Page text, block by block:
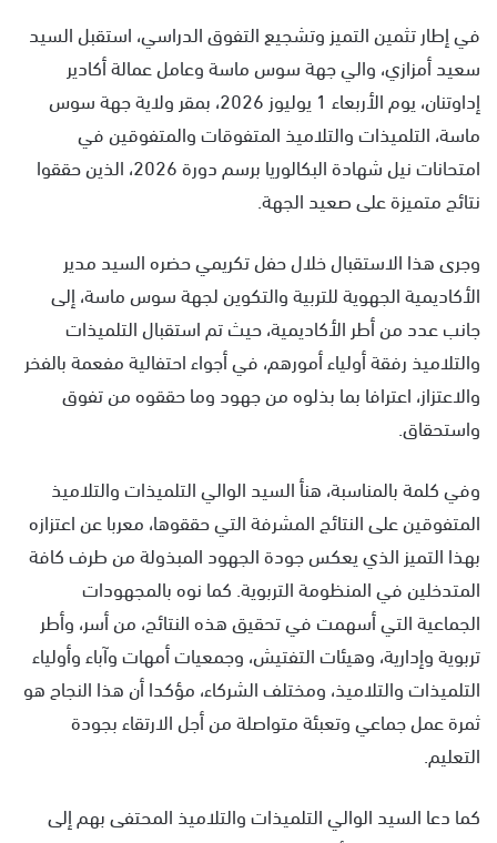
ن
ي
ا
في إطار تثمين التميز وتشجيع التفوق الدراسي، استقبل السيد
سعيد أمزازي، والي جهة سوس ماسة وعامل عمالة أكادير
إداوتنان، يوم الأربعاء 1 يوليوز 2026، بمقر ولاية جهة سوس
ماسة، التلميذات والتلاميذ المتفوقات والمتفوقين في
امتحانات نيل شهادة البكالوريا برسم دورة 2026، الذين حققوا
نتائج متميزة على صعيد الجهة.
وجرى هذا الاستقبال خلال حفل تكريمي حضره السيد مدير
الأكاديمية الجهوية للتربية والتكوين لجهة سوس ماسة، إلى
جانب عدد من أطر الأكاديمية، حيث تم استقبال التلميذات
والتلاميذ رفقة أولياء أمورهم، في أجواء احتفالية مفعمة بالفخر
والاعتزاز، اعترافا بما بذلوه من جهود وما حققوه من تفوق
واستحقاق.
وفي كلمة بالمناسبة، هنأ السيد الوالي التلميذات والتلاميذ
المتفوقين على النتائج المشرفة التي حققوها، معربا عن اعتزازه
بهذا التميز الذي يعكس جودة الجهود المبذولة من طرف كافة
المتدخلين في المنظومة التربوية. كما نوه بالمجهودات
الجماعية التي أسهمت في تحقيق هذه النتائج، من أسر، وأطر
تربوية وإدارية، وهيئات التفتيش، وجمعيات أمهات وآباء وأولياء
التلميذات والتلاميذ، ومختلف الشركاء، مؤكدا أن هذا النجاح هو
ثمرة عمل جماعي وتعبئة متواصلة من أجل الارتقاء بجودة
التعليم.
كما دعا السيد الوالي التلميذات والتلاميذ المحتفى بهم إلى